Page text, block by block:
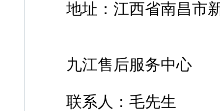
地址：江西省南昌市新
九江售后服务中心
联系人：毛先生